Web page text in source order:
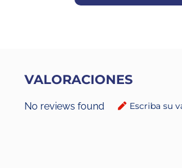
VALORACIONES
No reviews found Escriba su